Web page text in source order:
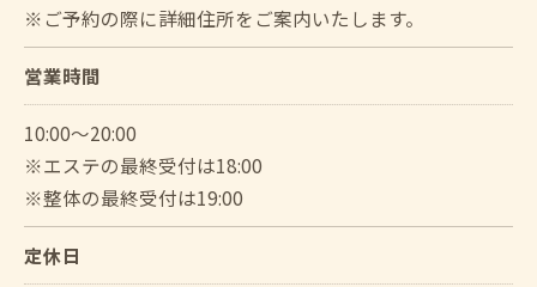
※ご予約の際に詳細住所をご案内いたします。
営業時間
10:00～20:00
※エステの最終受付は18:00
※整体の最終受付は19:00
定休日